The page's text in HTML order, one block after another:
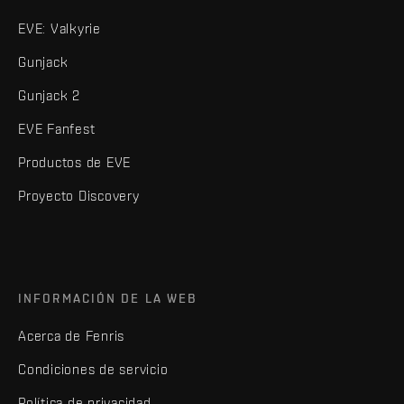
EVE: Valkyrie
Gunjack
Gunjack 2
EVE Fanfest
Productos de EVE
Proyecto Discovery
INFORMACIÓN DE LA WEB
Acerca de Fenris
Condiciones de servicio